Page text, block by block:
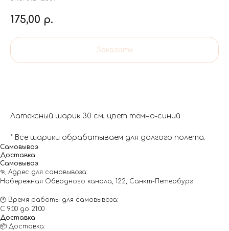
175,00 р.
Заказать
Латексный шарик 30 см, цвет тёмно-синий
* Все шарики обрабатываем для долгого полета.
Самовывоз
Доставка
Самовывоз
🏃 Адрес для самовывоза:
Набережная Обводного канала, 122, Санкт-Петербург
🕐 Время работы для самовывоза:
С 9:00 до 21:00
Доставка
📦 Доставка: